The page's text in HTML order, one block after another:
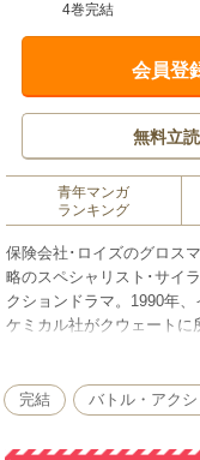
4巻完結
会員登
無料立
青年マンガ
ランキング
保険会社･ロイズのグロス
略のスペシャリスト･サイ
クションドラマ。1990年
ケミカル社がクウェートに
ら依頼されたサイラスは
完結 バトル・アクシ